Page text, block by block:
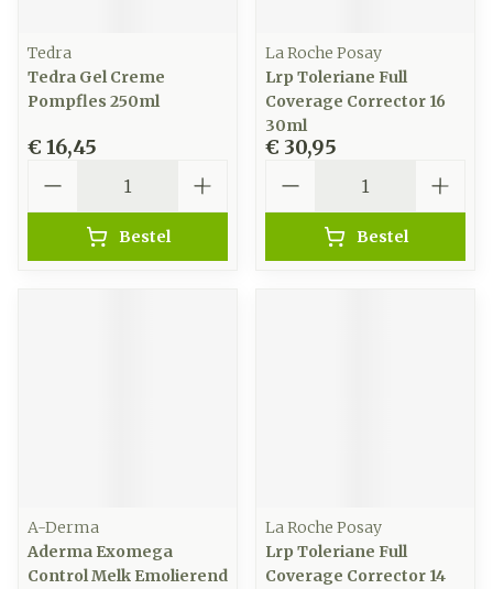
Tedra
Tedra Gel Creme
Pompfles 250ml
€ 16,45
Bestel
La Roche Posay
Lrp Toleriane Full
Coverage Corrector 16
30ml
€ 30,95
Bestel
A-Derma
Aderma Exomega
Control Melk Emolierend
La Roche Posay
Lrp Toleriane Full
Coverage Corrector 14